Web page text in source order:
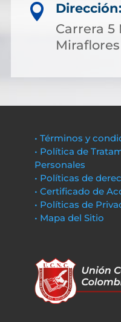

Dirección:
Carrera 5
Miraflores
• Términos y
• Política de
Personales
• Políticas de
• Certificado de
• Políticas de
• Mapa del Sitio